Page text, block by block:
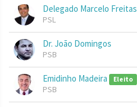
Delegado Marcelo Freitas
PSL
Dr. João Domingos
PSB
Emidinho Madeira Eleito
PSB